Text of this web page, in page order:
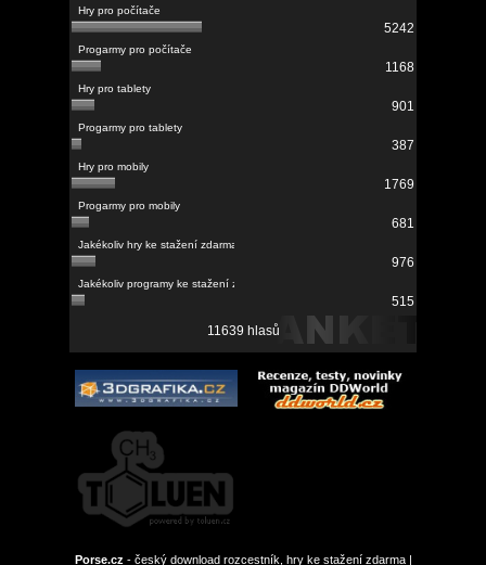
5242
1168
901
387
1769
681
976
515
11639 hlasů
Porse.cz - český download rozcestník, hry ke stažení zdarma |